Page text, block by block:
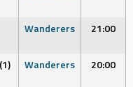
Wanderers 21:00
Wanderers 20:00